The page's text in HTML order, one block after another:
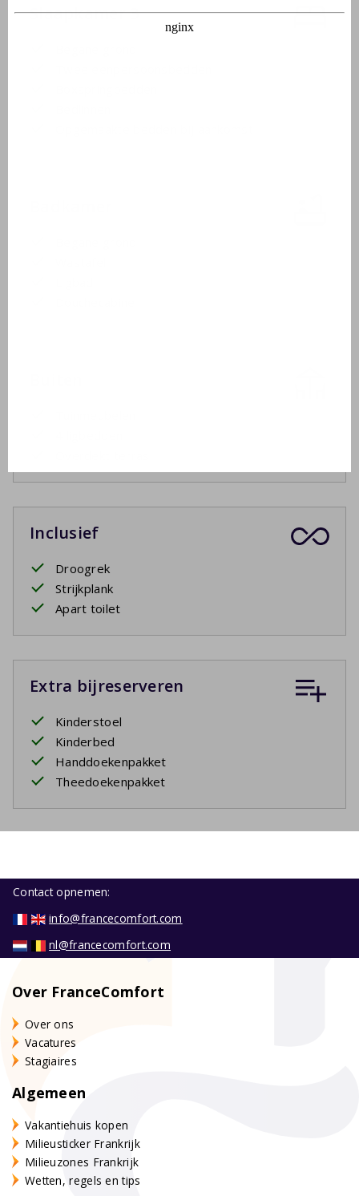
Slaapkamer 3
Inclusief
Droogrek
Strijkplank
Apart toilet
Extra bijreserveren
Kinderstoel
Kinderbed
Handdoekenpakket
Theedoekenpakket
Contact opnemen:
info@francecomfort.com
nl@francecomfort.com
Over FranceComfort
Over ons
Vacatures
Stagiaires
Algemeen
Vakantiehuis kopen
Milieusticker Frankrijk
Milieuzones Frankrijk
Wetten, regels en tips